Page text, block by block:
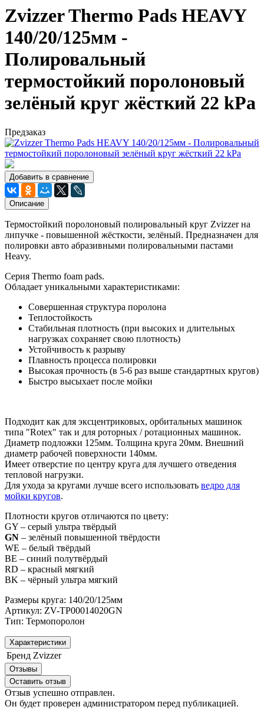
Zvizzer Thermo Pads HEAVY
140/20/125мм -
Полировальный
термостойкий поролоновый
зелёный круг жёсткий 22 kPa
Предзаказ
Добавить в сравнение
Описание
Термостойкий поролоновый полировальный круг Zvizzer на
липучке - повышенной жёсткости, зелёный. Предназначен для
полировки авто абразивными полировальными пастами
Heavy.
Серия Thermo foam pads.
Обладает уникальными характеристиками:
Совершенная структура поролона
Теплостойкость
Стабильная плотность (при высоких и длительных
нагрузках сохраняет свою плотность)
Устойчивость к разрыву
Плавность процесса полировки
Высокая прочность (в 5-6 раз выше стандартных кругов)
Быстро высыхает после мойки
Подходит как для эксцентриковых, орбитальных машинок
типа "Rotex" так и для роторных / ротационных машинок.
Диаметр подложки 125мм. Толщина круга 20мм. Внешний
диаметр рабочей поверхности 140мм.
Имеет отверстие по центру круга для лучшего отведения
тепловой нагрузки.
Для ухода за кругами лучше всего использовать ведро для
мойки кругов.
Плотности кругов отличаются по цвету:
GY – серый ультра твёрдый
GN – зелёный повышенной твёрдости
WE – белый твёрдый
BE – синий полутвёрдый
RD – красный мягкий
BK – чёрный ультра мягкий
Размеры круга: 140/20/125мм
Артикул: ZV-TP00014020GN
Тип: Термопоролон
Характеристики
Бренд Zvizzer
Отзывы
Оставить отзыв
Отзыв успешно отправлен.
Он будет проверен администратором перед публикацией.